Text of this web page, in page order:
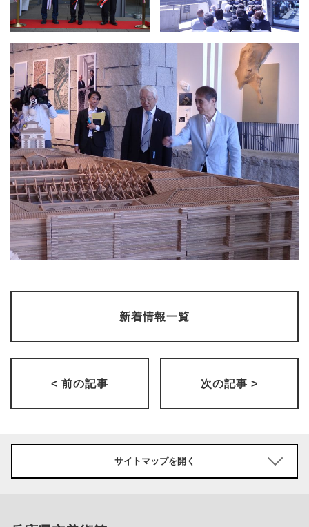
新着情報一覧
< 前の記事 次の記事 >
サイトマップを開く